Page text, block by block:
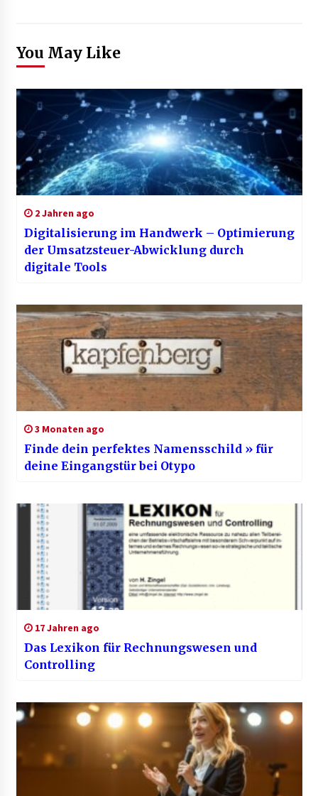
You May Like
2 Jahren ago
Digitalisierung im Handwerk – Optimierung
der Umsatzsteuer-Abwicklung durch
digitale Tools
3 Monaten ago
Finde dein perfektes Namensschild » für
deine Eingangstür bei Otypo
17 Jahren ago
Das Lexikon für Rechnungswesen und
Controlling